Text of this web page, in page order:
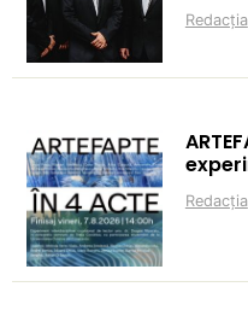
Redacția
Redacția